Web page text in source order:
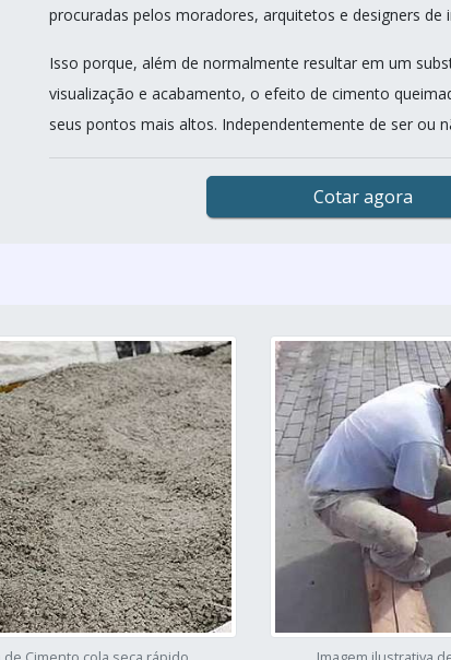
procuradas pelos moradores, arquitetos e designers de
Isso porque, além de normalmente resultar em um
visualização e acabamento, o efeito de cimento
seus pontos mais altos. Independentemente de ser ou
Cotar agora